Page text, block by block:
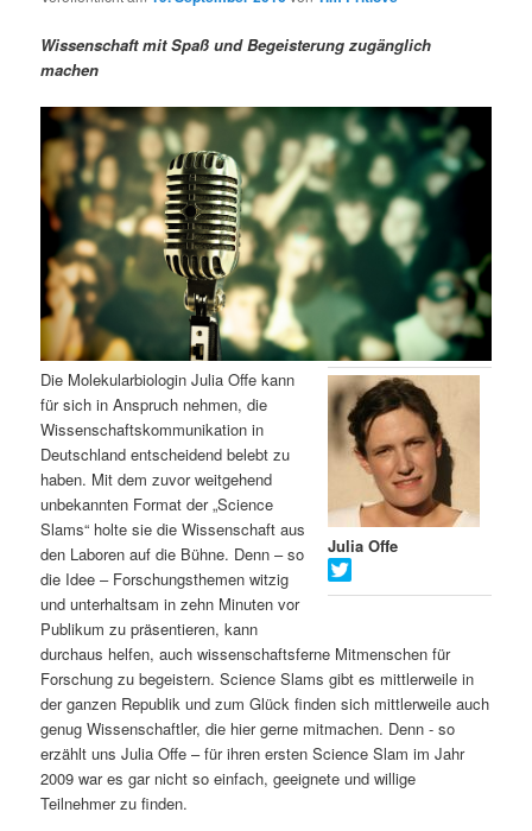
ä
r
e
I
n
h
a
l
t
s
p
r
i
n
g
n
d
ä
e
n
I
n
h
a
l
t
s
p
r
i
n
v
i
g
t
i
o
Wissenschaft mit Spaß und Begeisterung zugänglich
machen
Julia Offe
Die Molekularbiologin Julia Offe kann
für sich in Anspruch nehmen, die
Wissenschaftskommunikation in
Deutschland entscheidend belebt zu
haben. Mit dem zuvor weitgehend
unbekannten Format der „Science
Slams“ holte sie die Wissenschaft aus
den Laboren auf die Bühne. Denn – so
die Idee – Forschungsthemen witzig
und unterhaltsam in zehn Minuten vor
Publikum zu präsentieren, kann
durchaus helfen, auch wissenschaftsferne Mitmenschen für
Forschung zu begeistern. Science Slams gibt es mittlerweile in
der ganzen Republik und zum Glück finden sich mittlerweile auch
genug Wissenschaftler, die hier gerne mitmachen. Denn - so
erzählt uns Julia Offe – für ihren ersten Science Slam im Jahr
2009 war es gar nicht so einfach, geeignete und willige
Teilnehmer zu finden.